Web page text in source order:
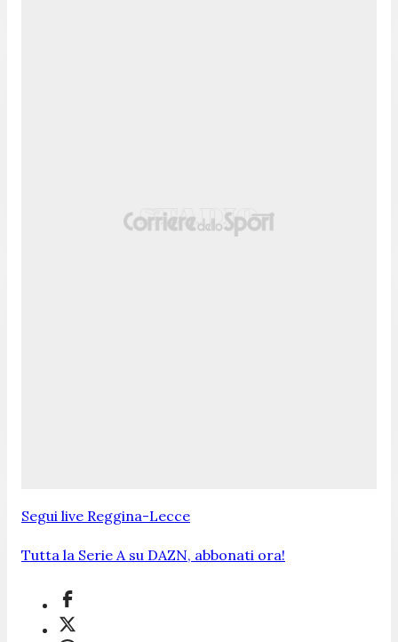
Segui live Reggina-Lecce
Tutta la Serie A su DAZN, abbonati ora!